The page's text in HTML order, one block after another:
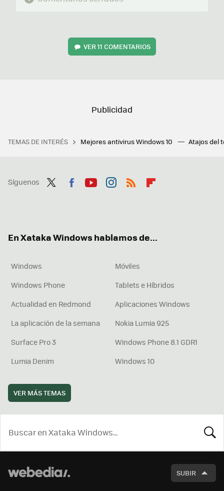
VER11 COMENTARIOS
TEMAS DE INTERÉS Mejores antivirus Windows 10 Atajos del
Síguenos
En Xataka Windows hablamos de...
Windows
Móviles
Windows Phone
Tablets e Híbridos
Actualidad en Redmond
Aplicaciones Windows
La aplicación de la semana
Nokia Lumia 925
Surface Pro 3
Windows Phone 8.1 GDR1
Lumia Denim
Windows 10
VER MÁS TEMAS
SUBIR